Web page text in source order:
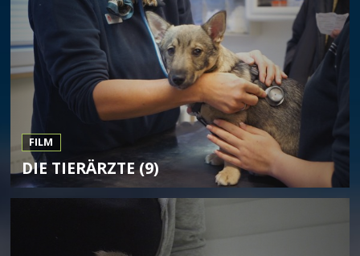
FILM
DIE TIERÄRZTE (9)